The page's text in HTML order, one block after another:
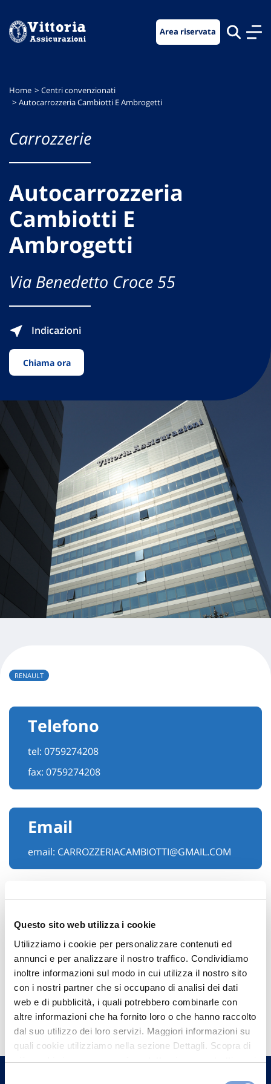
Questo sito web utilizza i cookie
Utilizziamo i cookie per personalizzare contenuti ed
annunci e per analizzare il nostro traffico. Condividiamo
inoltre informazioni sul modo in cui utilizza il nostro sito
con i nostri partner che si occupano di analisi dei dati
web e di pubblicità, i quali potrebbero combinarle con
altre informazioni che ha fornito loro o che hanno raccolto
dal suo utilizzo dei loro servizi. Maggiori informazioni su
quali cookie utilizziamo nella sezione Dettagli. Scopra di
più su chi siamo, come può contattarci e come trattiamo i
menu
contenuto
footer
Area riservata
Home
Centri convenzionati
Autocarrozzeria Cambiotti E Ambrogetti
Carrozzerie
Autocarrozzeria
Cambiotti E
Ambrogetti
Via Benedetto Croce 55
Indicazioni
Chiama ora
RENAULT
Telefono
tel: 0759274208
fax: 0759274208
Email
email: CARROZZERIACAMBIOTTI@GMAIL.COM
Hai bisogno di
informazioni?
Trova l'Agenzia più vicina a te e parla con
un nostro Agente.